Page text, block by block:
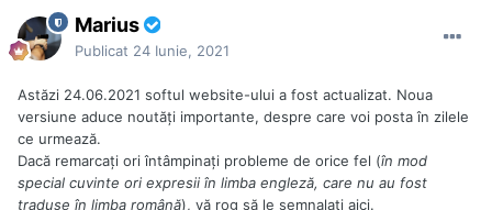
Marius
Publicat 24 Iunie, 2021
Astăzi 24.06.2021 softul website-ului a fost actualizat. Noua
versiune aduce noutăţi importante, despre care voi posta în zilele
ce urmează.
Dacă remarcaţi ori întâmpinaţi probleme de orice fel (în mod
special cuvinte ori expresii în limba engleză, care nu au fost
traduse în limba română), vă rog să le semnalaţi aici.